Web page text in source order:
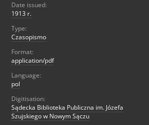
Date issued:
1913 r.
Type:
Czasopismo
Format:
application/pdf
Language:
pol
Digitisation:
Sądecka Biblioteka Publiczna im. Józefa
Szujskiego w Nowym Sączu